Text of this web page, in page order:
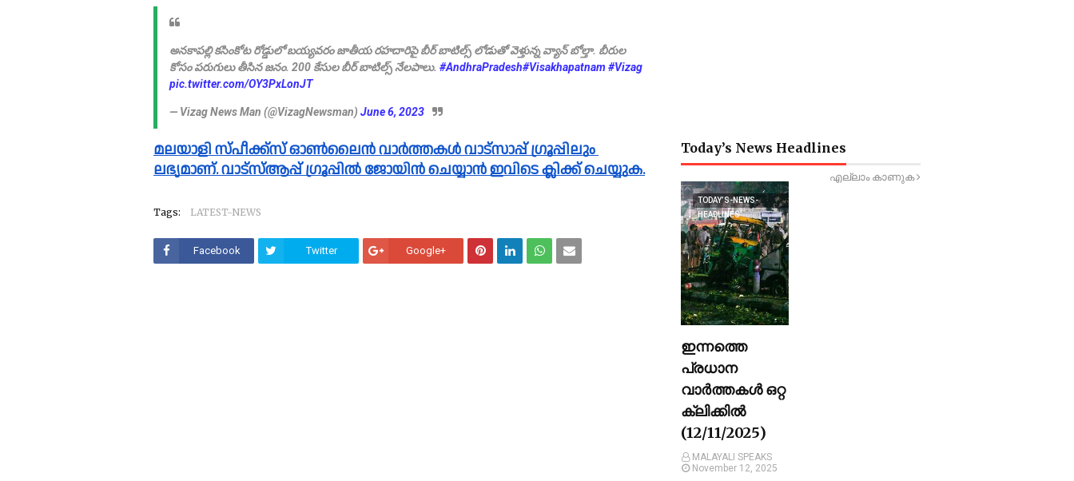
అనకాపల్లి కసింకోట రోడ్డులో బయ్యవరం జాతీయ రహదారిపై బీర్ బాటిల్స్ లోడుతో వెళ్తున్న వ్యాన్ బోల్తా. బీరుల
కోసం పరుగులు తీసిన జనం. 200 కేసుల బీర్ బాటిల్స్ నేలపాలు. #AndhraPradesh#Visakhapatnam #Vizag
pic.twitter.com/OY3PxLonJT
— Vizag News Man (@VizagNewsman) June 6, 2023
മലയാളി സ്പീക്ക്സ്‌ ഓൺലൈൻ വാർത്തകൾ വാട്സാപ്പ് ഗ്രൂപ്പിലും
ലഭ്യമാണ്. വാട്സ്ആപ്പ് ഗ്രൂപ്പിൽ ജോയിൻ ചെയ്യാൻ ഇവിടെ ക്ലിക്ക് ചെയ്യുക.
Tags: LATEST-NEWS
Facebook Twitter Google+
Today’s News Headlines
എല്ലാം കാണുക
TODAY’S-NEWS-
HEADLINES
ഇന്നത്തെ
പ്രധാന
വാർത്തകൾ ഒറ്റ
ക്ലിക്കിൽ
(12/11/2025)
MALAYALI SPEAKS
November 12, 2025